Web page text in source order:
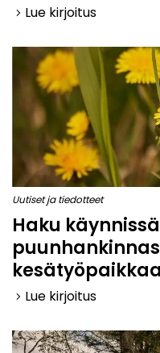
keyboard_arrow_right Lue kirjoitus
Uutiset ja tiedotteet
Haku
kesätyöpaikkaa
keyboard_arrow_right Lue kirjoitus